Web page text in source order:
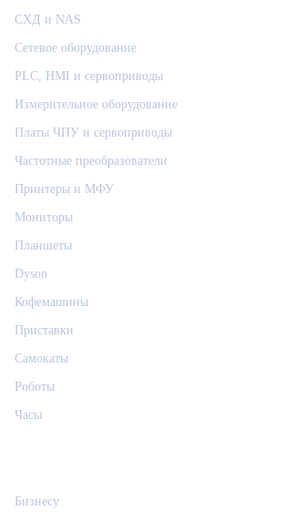
СХД и NAS
Сетевое оборудование
PLC, HMI и сервоприводы
Измерительное оборудование
Платы ЧПУ и сервоприводы
Частотные преобразователи
Принтеры и МФУ
Мониторы
Планшеты
Dyson
Кофемашины
Приставки
Самокаты
Роботы
Часы
Бизнесу